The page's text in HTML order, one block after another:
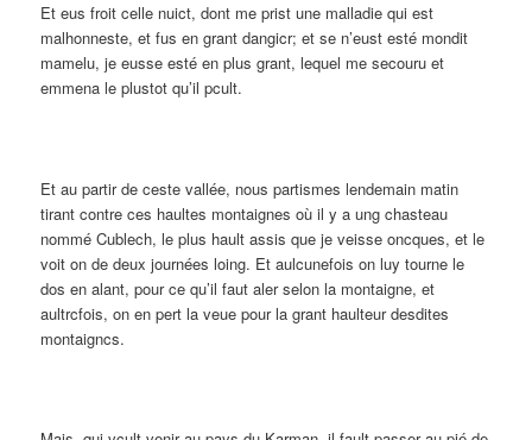
Et eus froit celle nuict, dont me prist une malladie qui est
malhonneste, et fus en grant dangicr; et se n’eust esté mondit
mamelu, je eusse esté en plus grant, lequel me secouru et
emmena le plustot qu’il pcult.
Et au partir de ceste vallée, nous partismes lendemain matin
tirant contre ces haultes montaignes où il y a ung chasteau
nommé Cublech, le plus hault assis que je veisse oncques, et le
voit on de deux journées loing. Et aulcunefois on luy tourne le
dos en alant, pour ce qu’il faut aler selon la montaigne, et
aultrcfois, on en pert la veue pour la grant haulteur desdites
montaigncs.